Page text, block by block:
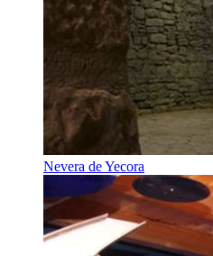
Nevera de Yecora